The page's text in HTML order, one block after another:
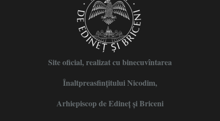
Site oficial, realizat cu binecuvîntarea
Înaltpreasfințitului Nicodim,
Arhiepiscop de Edineţ şi Briceni